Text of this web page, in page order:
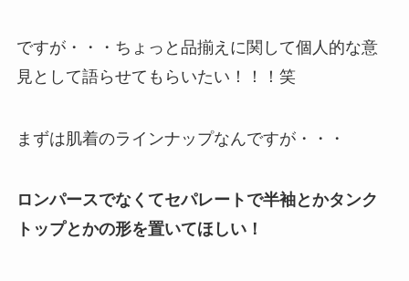
ですが・・・ちょっと品揃えに関して個人的な意
見として語らせてもらいたい！！！笑
まずは肌着のラインナップなんですが・・・
ロンパースでなくてセパレートで半袖とかタンク
トップとかの形を置いてほしい！